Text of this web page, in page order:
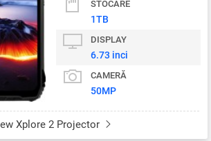
STOCARE
1TB
DISPLAY
6.73 inci
CAMERĂ
50MP
Xplore 2 Projector